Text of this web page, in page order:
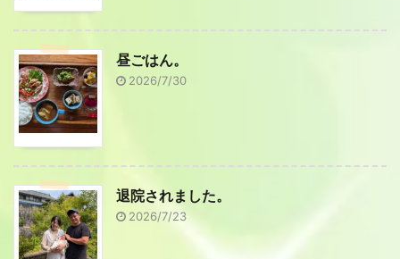
昼ごはん。
2026/7/30
退院されました。
2026/7/23